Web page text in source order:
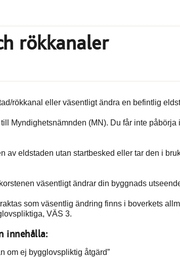
rökkanaler
rökkanal eller väsentligt ändra en befintlig
Myndighetsnämnden (MN). Du får inte
av eldstaden utan startbesked eller tar den i
väsentligt ändrar din byggnads
som väsentlig ändring finns i boverkets
VÄS 3.
innehålla:
om ej bygglovspliktig åtgärd”